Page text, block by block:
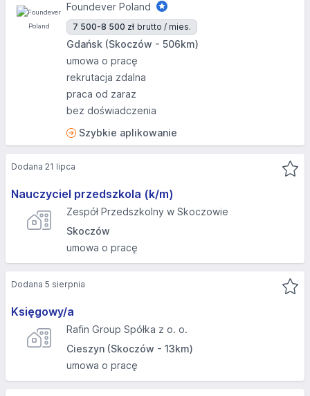
Foundever Poland
7 500-8 500 zł brutto / mies.
Gdańsk (Skoczów - 506km)
umowa o pracę
rekrutacja zdalna
praca od zaraz
bez doświadczenia
Szybkie aplikowanie
Nauczyciel przedszkola (k/m)
Zespół Przedszkolny w Skoczowie
Skoczów
umowa o pracę
Dodana 21 lipca
Księgowy/a
Rafin Group Spółka z o. o.
Cieszyn (Skoczów - 13km)
umowa o pracę
Dodana 5 sierpnia